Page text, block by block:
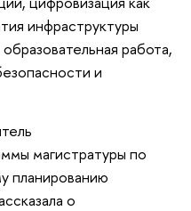
инфраструктуры
работа,
и
магистратуры по
планированию
о